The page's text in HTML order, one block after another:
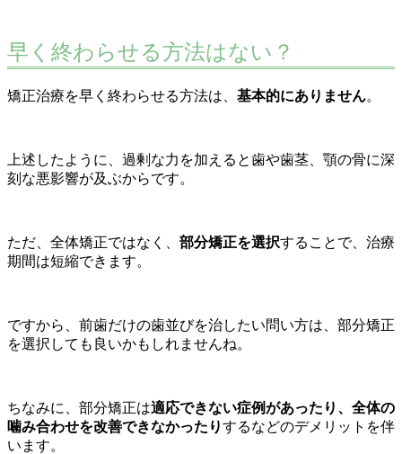
早く終わらせる方法はない？
矯正治療を早く終わらせる方法は、 基本的にありません。
上述したように、過剰な力を加えると歯や歯茎、顎の骨に深
刻な悪影響が及ぶからです。
ただ、全体矯正ではなく、 部分矯正を選択することで、治療
期間は短縮できます。
ですから、前歯だけの歯並びを治したい問い方は、部分矯正
を選択しても良いかもしれませんね。
ちなみに、部分矯正は適応できない症例があったり、全体の
噛み合わせを改善できなかったりするなどのデメリットを伴
います。